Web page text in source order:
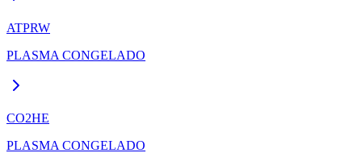
ATPRW
PLASMA CONGELADO
CO2HE
PLASMA CONGELADO